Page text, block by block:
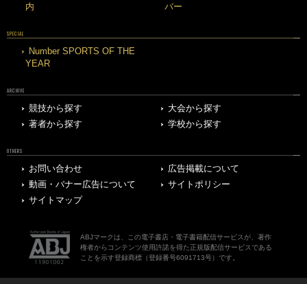
内
バー
SPECIAL
Number SPORTS OF THE
YEAR
ARCHIVE
競技から探す
大会から探す
著者から探す
学校から探す
OTHERS
お問い合わせ
広告掲載について
動画・バナー広告について
サイトポリシー
サイトマップ
ABJマークは、この電子書店・電子書籍配信サービスが、著作
権者からコンテンツ使用許諾を得た正規版配信サービスである
ことを示す登録商標（登録番号6091713号）です。